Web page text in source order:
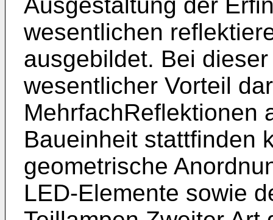
wesentlichen
ausgebildet. Bei
wesentlicher Vorteil
MehrfachReflektionen
Baueinheit stattfinden
geometrische
LED-Elemente sowie